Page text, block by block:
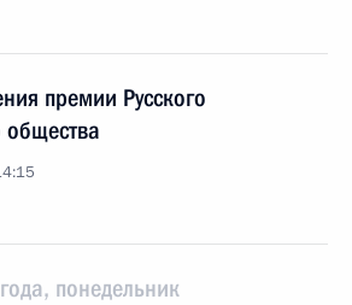
премии Русского
общества
понедельник